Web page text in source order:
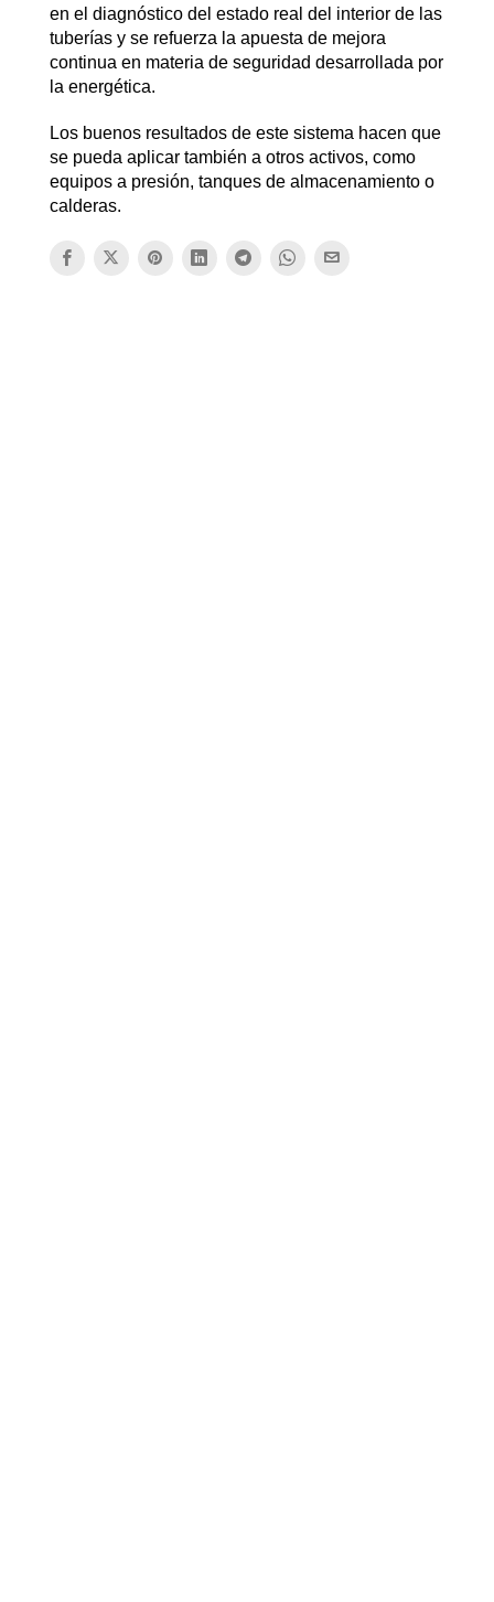
en el diagnóstico del estado real del interior de las
tuberías y se refuerza la apuesta de mejora
continua en materia de seguridad desarrollada por
la energética.
Los buenos resultados de este sistema hacen que
se pueda aplicar también a otros activos, como
equipos a presión, tanques de almacenamiento o
calderas.